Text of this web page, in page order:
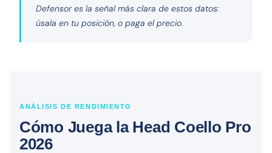
Defensor es la señal más clara de estos datos:
úsala en tu posición, o paga el precio.
ANÁLISIS DE RENDIMIENTO
Cómo Juega la Head Coello Pro
2026